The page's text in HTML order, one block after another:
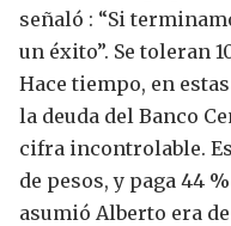
señaló : “Si
un éxito”. Se toleran
Hace tiempo, en
la deuda del Banco
cifra incontrolable.
de pesos, y paga 44
asumió Alberto era